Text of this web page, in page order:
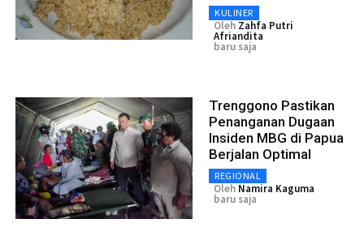
KULINER
Oleh Zahfa Putri
Afriandita
baru saja
Trenggono Pastikan
Penanganan Dugaan
Insiden MBG di Papua
Berjalan Optimal
REGIONAL
Oleh Namira Kaguma
baru saja